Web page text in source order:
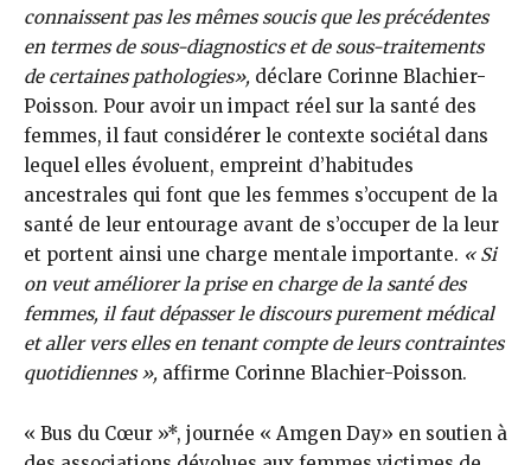
connaissent pas les mêmes soucis que les précédentes
en termes de sous-diagnostics et de sous-traitements
de certaines pathologies», déclare Corinne Blachier-
Poisson. Pour avoir un impact réel sur la santé des
femmes, il faut considérer le contexte sociétal dans
lequel elles évoluent, empreint d’habitudes
ancestrales qui font que les femmes s’occupent de la
santé de leur entourage avant de s’occuper de la leur
et portent ainsi une charge mentale importante. « Si
on veut améliorer la prise en charge de la santé des
femmes, il faut dépasser le discours purement médical
et aller vers elles en tenant compte de leurs contraintes
quotidiennes », affirme Corinne Blachier-Poisson.
« Bus du Cœur »*, journée « Amgen Day» en soutien à